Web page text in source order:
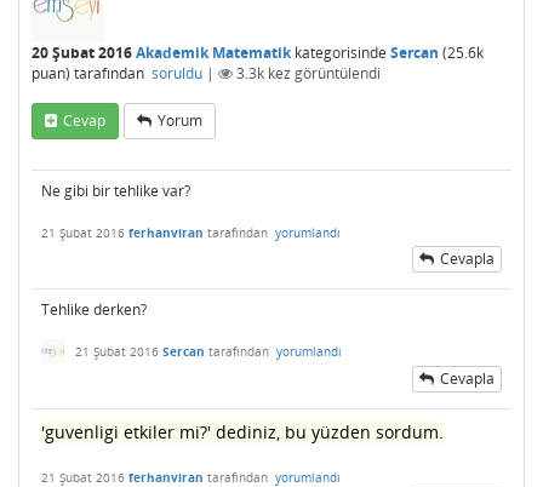
20 Şubat 2016Akademik Matematikkategorisinde Sercan (25.6k
puan) tarafından soruldu | 3.3k kez görüntülendi
Cevap Yorum
Ne gibi bir tehlike var?
21 Şubat 2016 ferhanviran tarafından yorumlandı
Cevapla
Tehlike derken?
21 Şubat 2016 Sercan tarafından yorumlandı
Cevapla
'guvenligi etkiler mi?' dediniz, bu yüzden sordum.
21 Şubat 2016 ferhanviran tarafından yorumlandı